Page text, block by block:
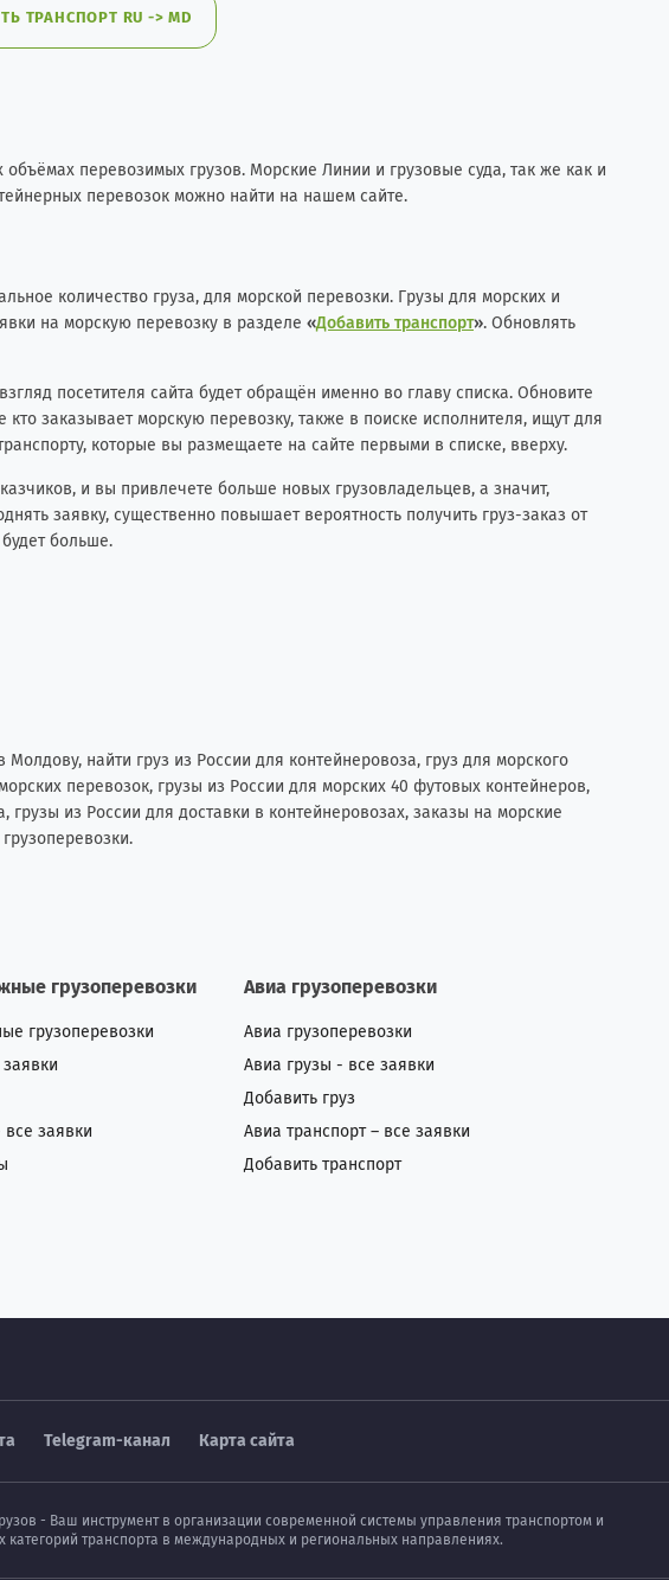
ТРАНСПОРТ RU -> MD
перевозимых грузов. Морские Линии и грузовые суда, так же как и
перевозок можно найти на нашем сайте.
количество груза, для морской перевозки. Грузы для морских и
на морскую перевозку в разделе «Добавить транспорт». Обновлять
посетителя сайта будет обращён именно во главу списка. Обновите
заказывает морскую перевозку, также в поиске исполнителя, ищут для
которые вы размещаете на сайте первыми в списке, вверху.
и вы привлечете больше новых грузовладельцев, а значит,
заявку, существенно повышает вероятность получить груз-заказ от
больше.
Молдову, найти груз из России для контейнеровоза, груз для морского
перевозок, грузы из России для морских 40 футовых контейнеров,
из России для доставки в контейнеровозах, заказы на морские
грузоперевозки
грузоперевозки
заявки
Авиа грузоперевозки
Авиа грузоперевозки
Авиа грузы - все заявки
Добавить груз
Авиа транспорт – все заявки
Добавить транспорт
Telegram-канал Карта сайта
- Ваш инструмент в организации современной системы управления транспортом и
категорий транспорта в международных и региональных направлениях.